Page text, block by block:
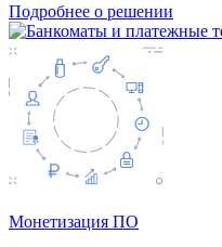
Подробнее о решении
Монетизация ПО